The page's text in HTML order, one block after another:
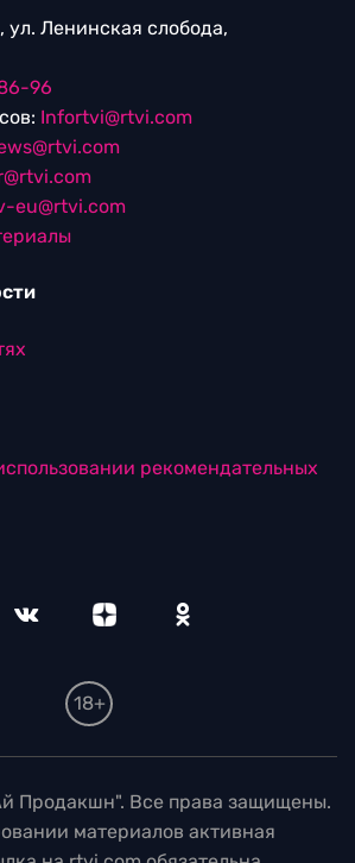
ул. Ленинская слобода,
96
Infortvi@rtvi.com
eu@rtvi.com
рекомендательных
18+
Продакшн". Все права защищены.
материалов активная